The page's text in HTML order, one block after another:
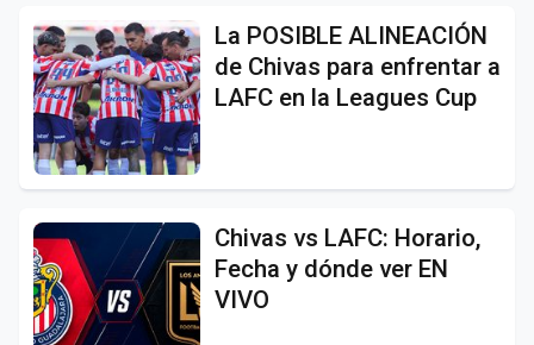
La POSIBLE ALINEACIÓN
de Chivas para enfrentar a
LAFC en la Leagues Cup
Chivas vs LAFC: Horario,
Fecha y dónde ver EN
VIVO